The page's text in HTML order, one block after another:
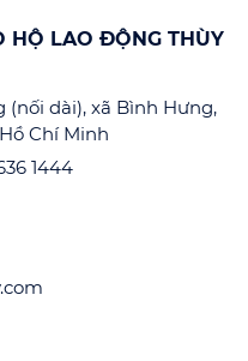
HỘ LAO ĐỘNG THÙY
dài), xã Bình Hưng,
Chí Minh
1444